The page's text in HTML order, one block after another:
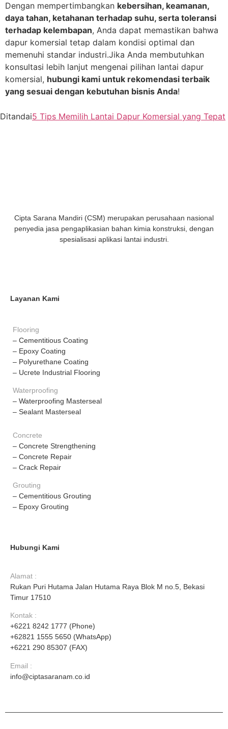
Dengan mempertimbangkan kebersihan, keamanan,
daya tahan, ketahanan terhadap suhu, serta toleransi
terhadap kelembapan, Anda dapat memastikan bahwa
dapur komersial tetap dalam kondisi optimal dan
memenuhi standar industri.Jika Anda membutuhkan
konsultasi lebih lanjut mengenai pilihan lantai dapur
komersial, hubungi kami untuk rekomendasi terbaik
yang sesuai dengan kebutuhan bisnis Anda!
Ditandai5 Tips Memilih Lantai Dapur Komersial yang Tepat
Cipta Sarana Mandiri (CSM) merupakan perusahaan nasional
penyedia jasa pengaplikasian bahan kimia konstruksi, dengan
spesialisasi aplikasi lantai industri.
Layanan Kami
Flooring
– Cementitious Coating
– Epoxy Coating
– Polyurethane Coating
– Ucrete Industrial Flooring
Waterproofing
– Waterproofing Masterseal
– Sealant Masterseal
Concrete
– Concrete Strengthening
– Concrete Repair
– Crack Repair
Grouting
– Cementitious Grouting
– Epoxy Grouting
Hubungi Kami
Alamat :
Rukan Puri Hutama Jalan Hutama Raya Blok M no.5, Bekasi
Timur 17510
Kontak :
+6221 8242 1777 (Phone)
+62821 1555 5650 (WhatsApp)
+6221 290 85307 (FAX)
Email :
info@ciptasaranam.co.id